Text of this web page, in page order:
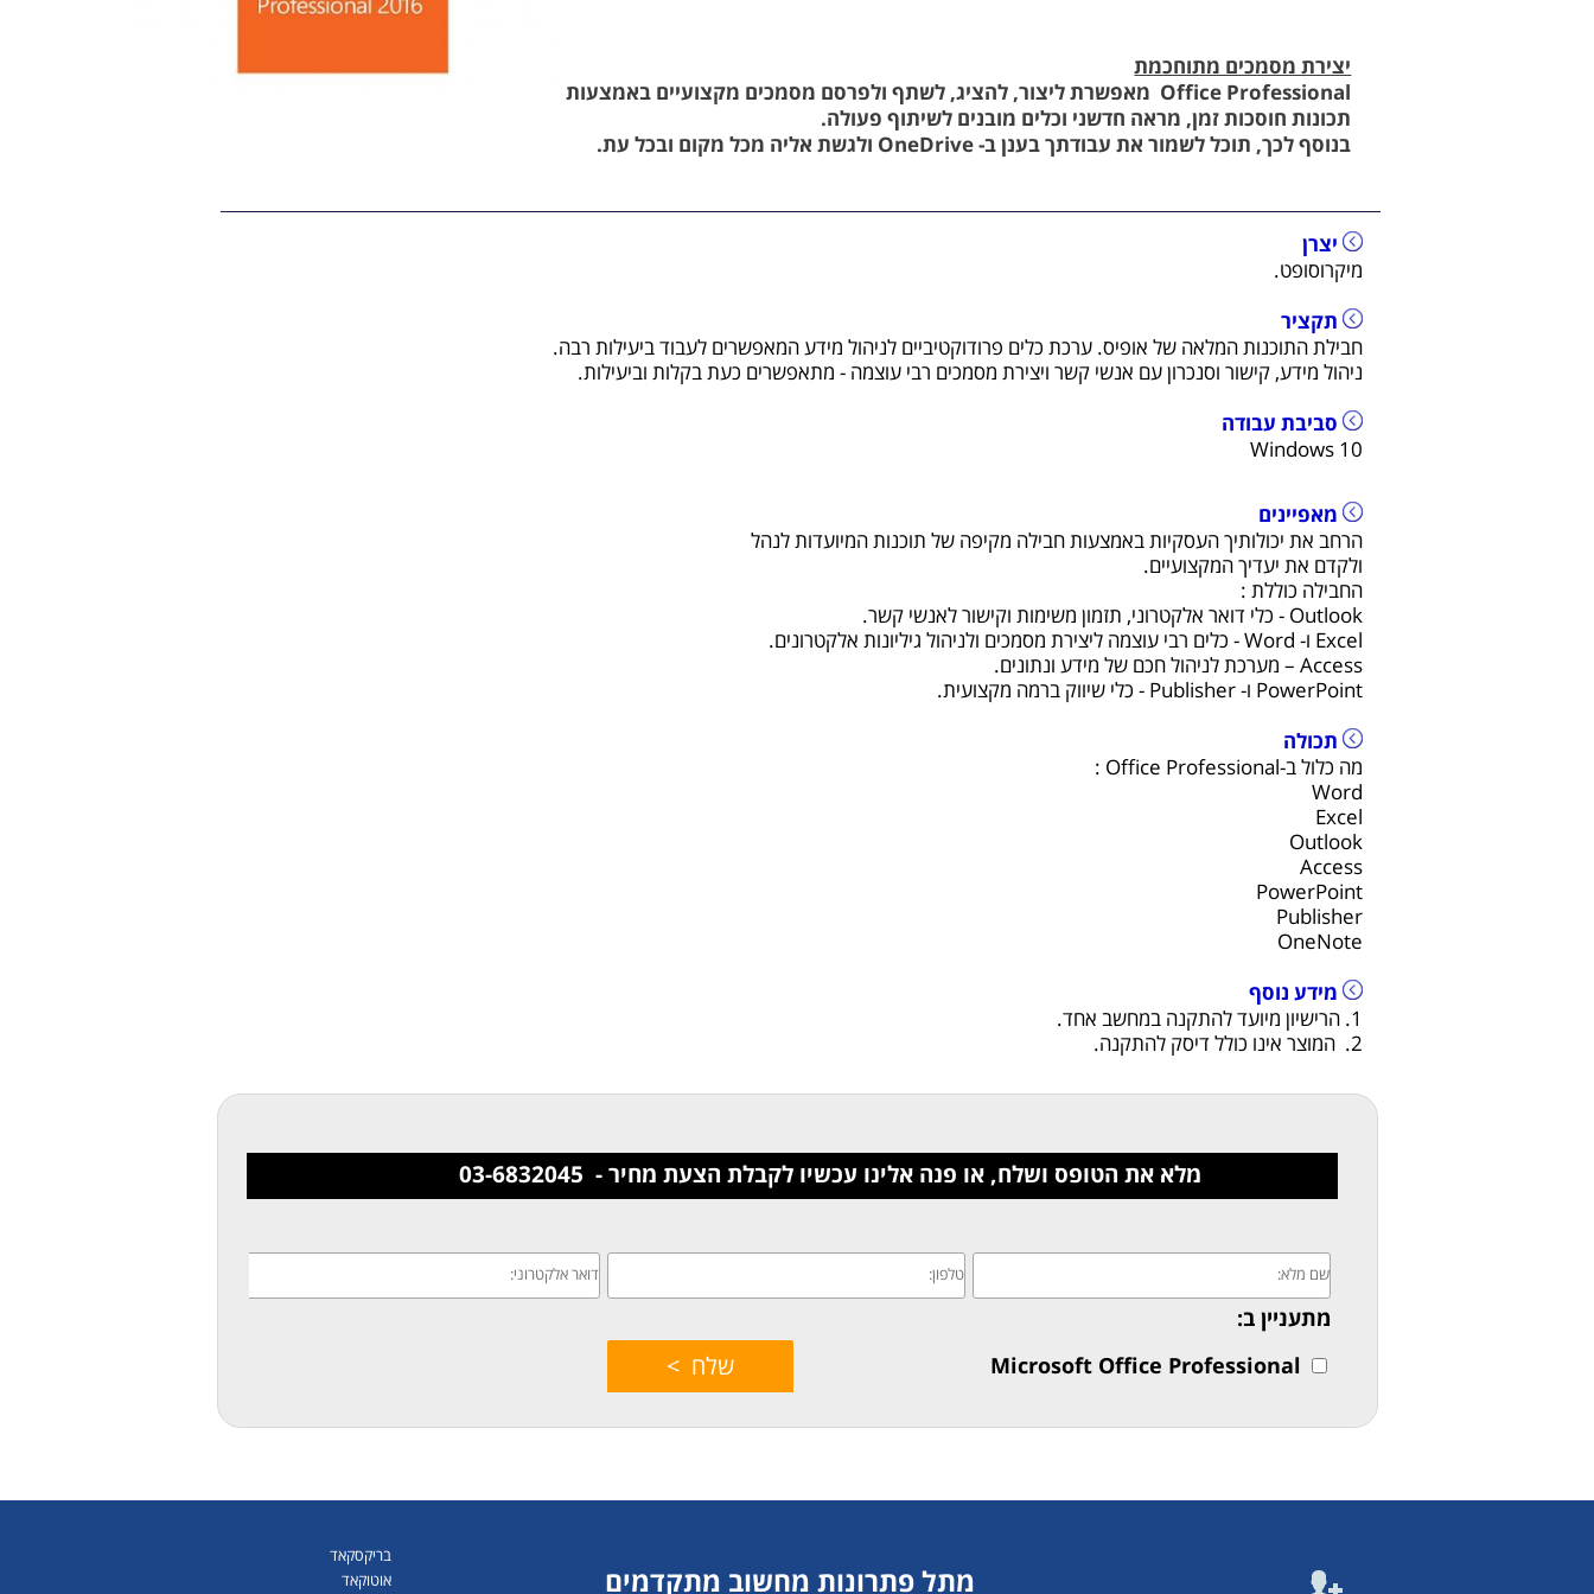
מאפיינים
הרחב את יכולותיך העסקיות באמצעות חבילה מקיפה של תוכנות המיועדות לנהל
ולקדם את יעדיך המקצועיים.
החבילה כוללת :
Outlook - כלי דואר אלקטרוני, תזמון משימות וקישור לאנשי קשר.
Excel ו- Word - כלים רבי עוצמה ליצירת מסמכים ולניהול גיליונות אלקטרונים.
Access – מערכת לניהול חכם של מידע ונתונים.
PowerPoint ו- Publisher - כלי שיווק ברמה מקצועית.
תכולה
מה כלול ב-Office Professional :
Word
Excel
Outlook
Access
PowerPoint
Publisher
OneNote
מידע נוסף
1. הרישיון מיועד להתקנה במחשב אחד.
2. המוצר אינו כולל דיסק להתקנה.
יצירת מסמכים מתוחכמת
Office Professional מאפשרת ליצור, להציג, לשתף ולפרסם מסמכים מקצועיים באמצעות
תכונות חוסכות זמן, מראה חדשני וכלים מובנים לשיתוף פעולה.
בנוסף לכך, תוכל לשמור את עבודתך בענן ב- OneDrive ולגשת אליה מכל מקום ובכל עת.
יצרן
מיקרוסופט.
תקציר
חבילת התוכנות המלאה של אופיס. ערכת כלים פרודוקטיביים לניהול מידע המאפשרים לעבוד ביעילות רבה.
ניהול מידע, קישור וסנכרון עם אנשי קשר ויצירת מסמכים רבי עוצמה - מתאפשרים כעת בקלות וביעילות.
סביבת עבודה
Windows 10
מלא את הטופס ושלח, או פנה אלינו עכשיו לקבלת הצעת מחיר - 03-6832045
מתל פתרונות מחשוב מתקדמים
בריקסקאד
אוטוקאד